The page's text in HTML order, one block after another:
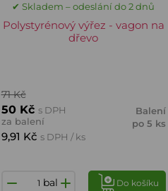
✔ Skladem – odeslání do 2 dnů
Polystyrénový výřez - vagon na
dřevo
71 Kč
50 Kč s DPH
za balení
9,91 Kč s DPH / ks
Balení
po 5 ks
bal Do košíku